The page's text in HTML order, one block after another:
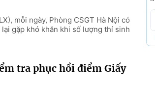
mỗi ngày, Phòng CSGT Hà Nội có
gặp khó khăn khi số lượng thí sinh
tra phục hồi điểm Giấy